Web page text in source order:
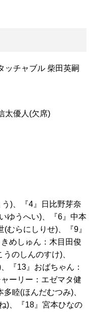
ッチャブル 柴田英嗣
太優人(欠席)
う)、『4』日比野芽奈
ゆうへい)、『6』中本
むらにしりせ)、『9』
めしゅん：木目田俊
のしんのすけ)、
『13』おばちゃん：
ーリー：エゼマタ健
睦(ほんだむつみ)、
)、『18』宮本ひなの